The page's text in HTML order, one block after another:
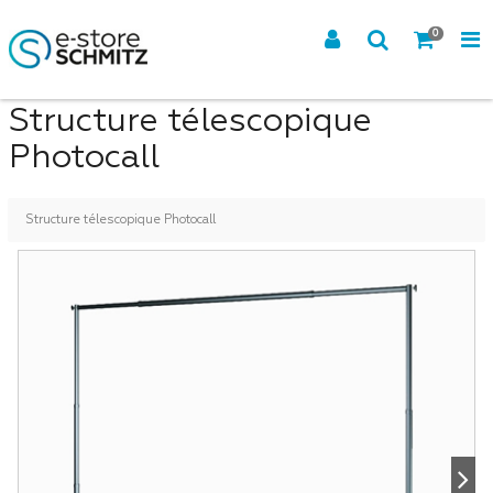
0
Structure télescopique
Photocall
Structure télescopique Photocall